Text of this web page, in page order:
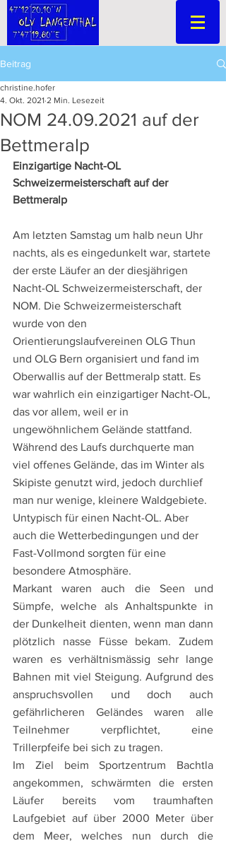
Beitrag
NOM 24.09.2021 auf der
Bettmeralp
christine.hofer
4. Okt. 2021 2 Min. Lesezeit
Einzigartige Nacht-OL
Schweizermeisterschaft auf der
Bettmeralp
Am letzten Samstag um halb neun Uhr
nachts, als es eingedunkelt war, startete
der erste Läufer an der diesjährigen
Nacht-OL Schweizermeisterschaft, der
NOM. Die Schweizermeisterschaft
wurde von den
Orientierungslaufvereinen OLG Thun
und OLG Bern organisiert und fand im
Oberwallis auf der Bettmeralp statt. Es
war wahrlich ein einzigartiger Nacht-OL,
das vor allem, weil er in
ungewöhnlichem Gelände stattfand.
Während des Laufs durchquerte man
viel offenes Gelände, das im Winter als
Skipiste genutzt wird, jedoch durchlief
man nur wenige, kleinere Waldgebiete.
Untypisch für einen Nacht-OL. Aber
auch die Wetterbedingungen und der
Fast-Vollmond sorgten für eine
besondere Atmosphäre.
Markant waren auch die Seen und
Sümpfe, welche als Anhaltspunkte in
der Dunkelheit dienten, wenn man dann
plötzlich nasse Füsse bekam. Zudem
waren es verhältnismässig sehr lange
Bahnen mit viel Steigung. Aufgrund des
anspruchsvollen und doch auch
gefährlicheren Geländes waren alle
Teilnehmer verpflichtet, eine
Trillerpfeife bei sich zu tragen.
Im Ziel beim Sportzentrum Bachtla
angekommen, schwärmten die ersten
Läufer bereits vom traumhaften
Laufgebiet auf über 2000 Meter über
dem Meer, welches nun durch die